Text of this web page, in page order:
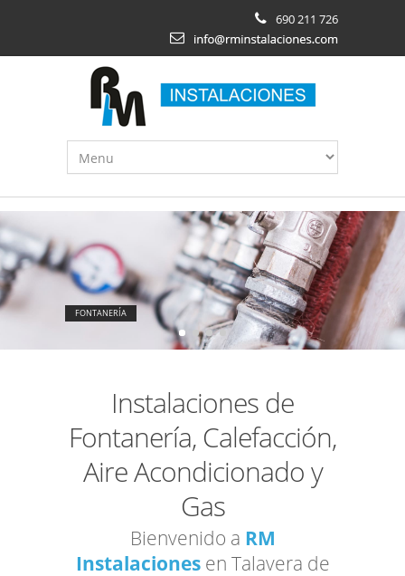
690 211 726
FONTANERÍA
Instalaciones de
Fontanería, Calefacción,
Aire Acondicionado y
Gas
Bienvenido a RM
Instalacionesen Talavera de